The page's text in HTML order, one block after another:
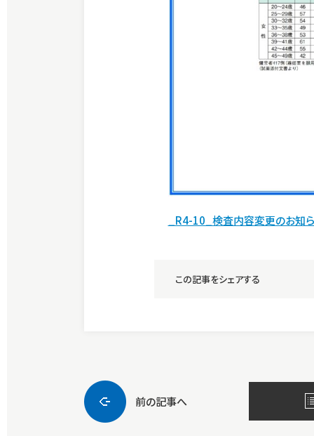
_R4-10_検査内容変更のお知
この記事をシェアする
前の記事へ